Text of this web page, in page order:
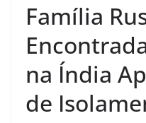
Família
na Índia
de